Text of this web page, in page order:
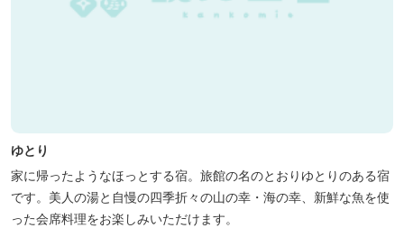
ゆとり
家に帰ったようなほっとする宿。旅館の名のとおりゆとりのある宿
です。美人の湯と自慢の四季折々の山の幸・海の幸、新鮮な魚を使
った会席料理をお楽しみいただけます。